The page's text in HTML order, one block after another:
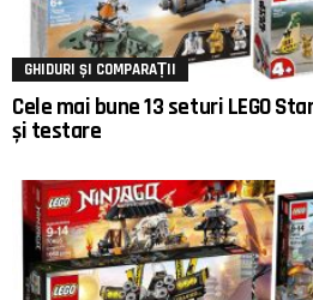
GHIDURI ȘI COMPARAȚII
Cele mai bune 13 seturi LEGO
și testare